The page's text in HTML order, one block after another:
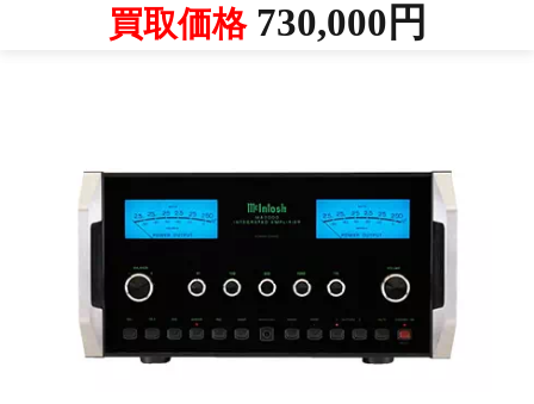
買取価格730,000円